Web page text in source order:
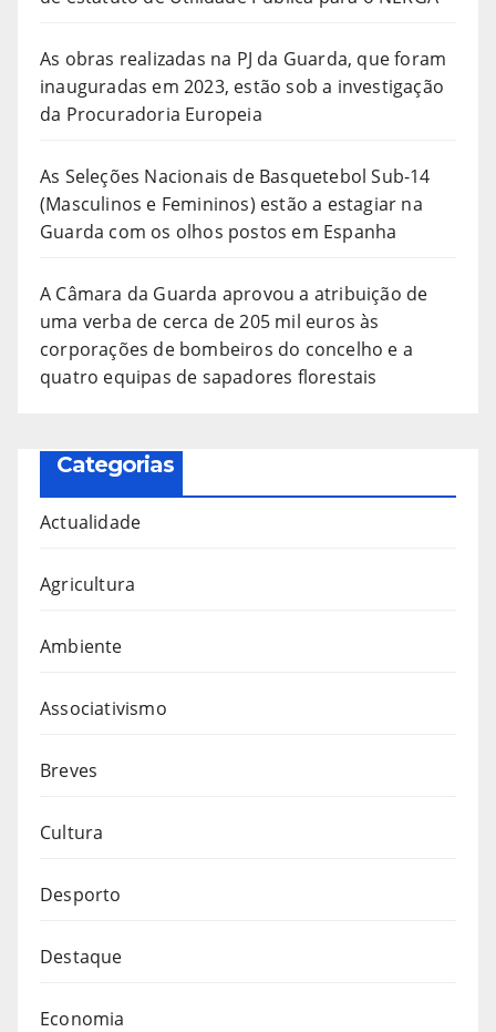
As obras realizadas na PJ da Guarda, que foram
inauguradas em 2023, estão sob a investigação
da Procuradoria Europeia
As Seleções Nacionais de Basquetebol Sub-14
(Masculinos e Femininos) estão a estagiar na
Guarda com os olhos postos em Espanha
A Câmara da Guarda aprovou a atribuição de
uma verba de cerca de 205 mil euros às
corporações de bombeiros do concelho e a
quatro equipas de sapadores florestais
Categorias
Actualidade
Agricultura
Ambiente
Associativismo
Breves
Cultura
Desporto
Destaque
Economia